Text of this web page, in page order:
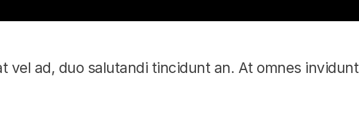
vel ad, duo salutandi tincidunt an. At omnes invidunt